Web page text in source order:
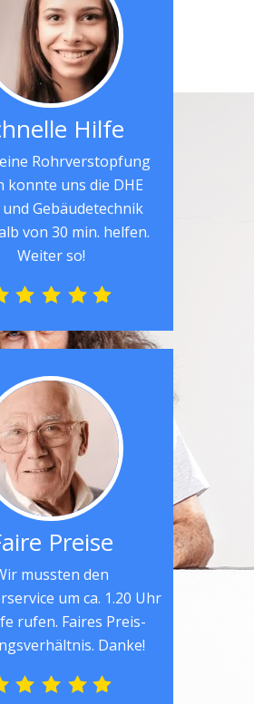
Hilfe
Rohrverstopfung
konnte uns die DHE
Gebäudetechnik
von 30 min. helfen.
Weiter so!
Preise
mussten den
um ca. 1.20 Uhr
rufen. Faires Preis-
Danke!